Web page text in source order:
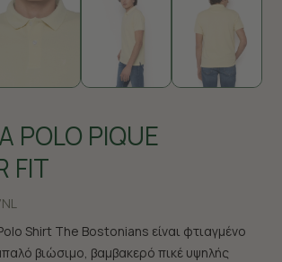
PIQUE
FIT
Shirt The Bostonians είναι φτιαγμένο
βιώσιμο, βαμβακερό πικέ υψηλής